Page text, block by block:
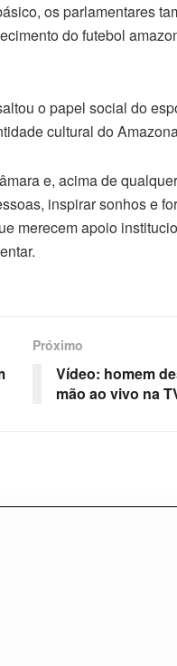
os parlamentares
do futebol
o papel social do
cultural do
e, acima de
inspirar sonhos e
merecem apoio
Próximo
Vídeo: homem
mão ao vivo na